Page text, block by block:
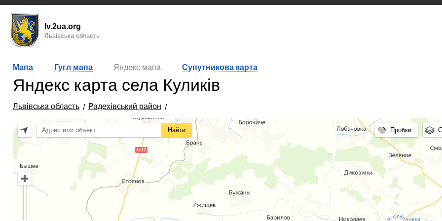
lv.2ua.org
Львівська область
Мапа Гугл мапа Яндекс мапа Супутникова карта
Яндекс карта села Куликів
Львівська область Радехівський район
Найти Пробки